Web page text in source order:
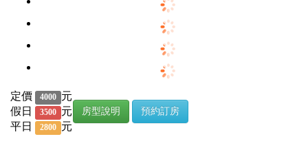
定價 4000 元
假日
3500 元
平日
2800 元
房型說明 預約訂房